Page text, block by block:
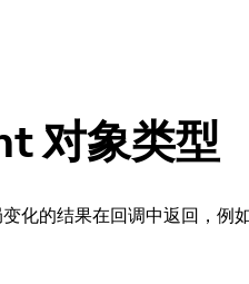
对象类型
化的结果在回调中返回，例